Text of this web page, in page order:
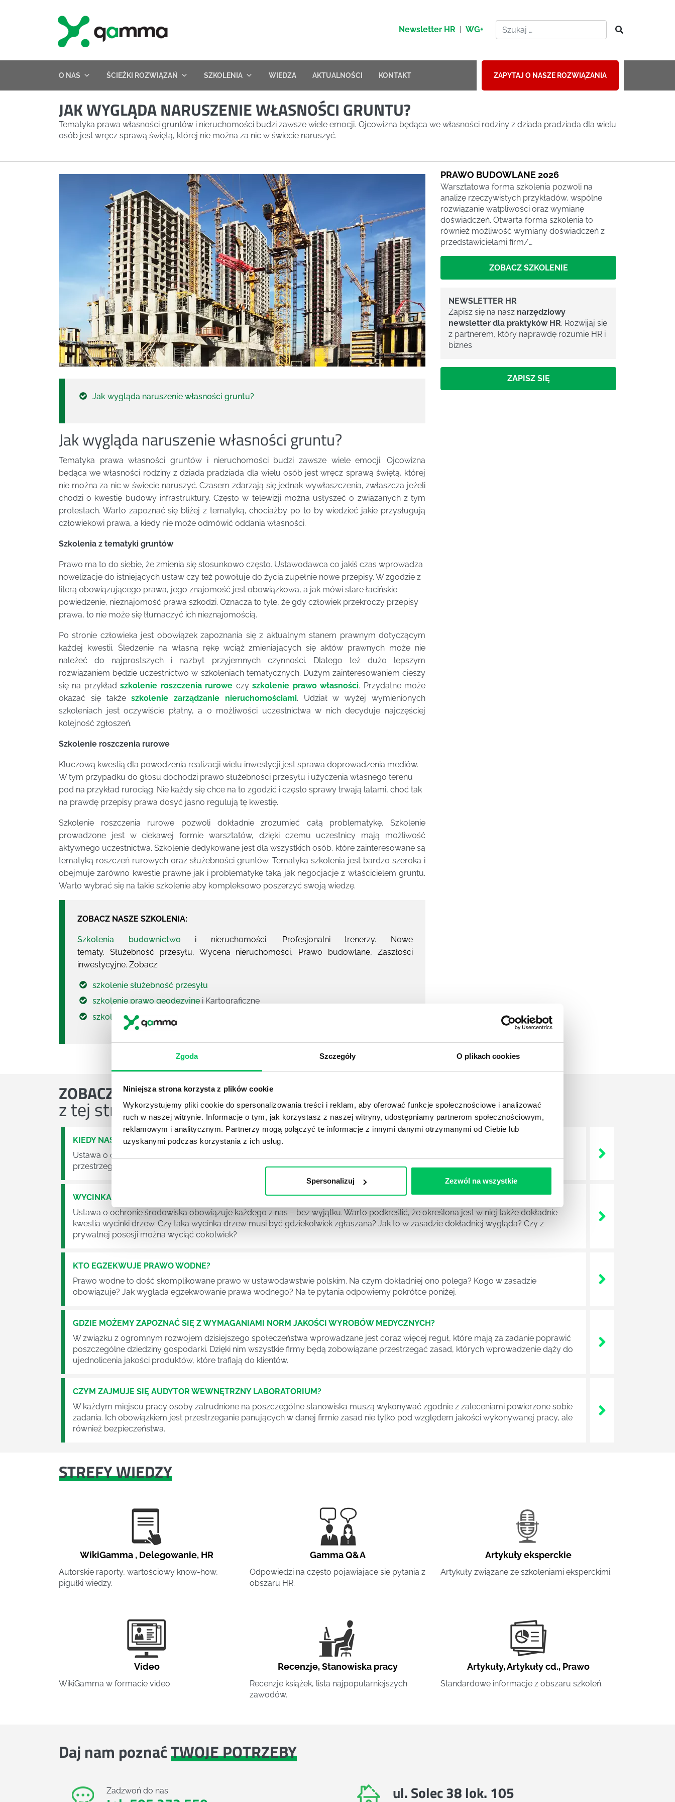
Zgoda Szczegóły O plikach cookies
Niniejsza strona korzysta z plików cookie
Wykorzystujemy pliki cookie do spersonalizowania treści i reklam, aby oferować funkcje społecznościowe i analizować
ruch w naszej witrynie. Informacje o tym, jak korzystasz z naszej witryny, udostępniamy partnerom społecznościowym,
reklamowym i analitycznym. Partnerzy mogą połączyć te informacje z innymi danymi otrzymanymi od Ciebie lub
uzyskanymi podczas korzystania z ich usług.
Spersonalizuj Zezwól na wszystkie
Newsletter HR | WG+
O NAS ŚCIEŻKI ROZWIĄZAŃ SZKOLENIA WIEDZA AKTUALNOŚCI KONTAKT ZAPYTAJ O NASZE ROZWIĄZANIA
JAK WYGLĄDA NARUSZENIE WŁASNOŚCI GRUNTU?
Tematyka prawa własności gruntów i nieruchomości budzi zawsze wiele emocji. Ojcowizna będąca we własności rodziny z dziada pradziada dla wielu
osób jest wręcz sprawą świętą, której nie można za nic w świecie naruszyć.
Jak wygląda naruszenie własności gruntu?
Jak wygląda naruszenie własności gruntu?
Tematyka prawa własności gruntów i nieruchomości budzi zawsze wiele emocji. Ojcowizna
będąca we własności rodziny z dziada pradziada dla wielu osób jest wręcz sprawą świętą, której
nie można za nic w świecie naruszyć. Czasem zdarzają się jednak wywłaszczenia, zwłaszcza jeżeli
chodzi o kwestię budowy infrastruktury. Często w telewizji można usłyszeć o związanych z tym
protestach. Warto zapoznać się bliżej z tematyką, chociażby po to by wiedzieć jakie przysługują
człowiekowi prawa, a kiedy nie może odmówić oddania własności.
Szkolenia z tematyki gruntów
Prawo ma to do siebie, że zmienia się stosunkowo często. Ustawodawca co jakiś czas wprowadza
nowelizacje do istniejących ustaw czy też powołuje do życia zupełnie nowe przepisy. W zgodzie z
literą obowiązującego prawa, jego znajomość jest obowiązkowa, a jak mówi stare łacińskie
powiedzenie, nieznajomość prawa szkodzi. Oznacza to tyle, że gdy człowiek przekroczy przepisy
prawa, to nie może się tłumaczyć ich nieznajomością.
Po stronie człowieka jest obowiązek zapoznania się z aktualnym stanem prawnym dotyczącym
każdej kwestii. Śledzenie na własną rękę wciąż zmieniających się aktów prawnych może nie
należeć do najprostszych i nazbyt przyjemnych czynności. Dlatego też dużo lepszym
rozwiązaniem będzie uczestnictwo w szkoleniach tematycznych. Dużym zainteresowaniem cieszy
się na przykładszkolenie roszczenia rurowe czyszkolenie prawo własności. Przydatne może
okazać się takżeszkolenie zarządzanie nieruchomościami. Udział w wyżej wymienionych
szkoleniach jest oczywiście płatny, a o możliwości uczestnictwa w nich decyduje najczęściej
kolejność zgłoszeń.
Szkolenie roszczenia rurowe
Kluczową kwestią dla powodzenia realizacji wielu inwestycji jest sprawa doprowadzenia mediów.
W tym przypadku do głosu dochodzi prawo służebności przesyłu i użyczenia własnego terenu
pod na przykład rurociąg. Nie każdy się chce na to zgodzić i często sprawy trwają latami, choć tak
na prawdę przepisy prawa dosyć jasno regulują tę kwestię.
Szkolenie roszczenia rurowe pozwoli dokładnie zrozumieć całą problematykę. Szkolenie
prowadzone jest w ciekawej formie warsztatów, dzięki czemu uczestnicy mają możliwość
aktywnego uczestnictwa. Szkolenie dedykowane jest dla wszystkich osób, które zainteresowane są
tematyką roszczeń rurowych oraz służebności gruntów. Tematyka szkolenia jest bardzo szeroka i
obejmuje zarówno kwestie prawne jak i problematykę taką jak negocjacje z właścicielem gruntu.
Warto wybrać się na takie szkolenie aby kompleksowo poszerzyć swoją wiedzę.
ZOBACZ NASZE SZKOLENIA:
Szkolenia budownictwo i nieruchomości. Profesjonalni trenerzy. Nowe
tematy. Służebność przesyłu, Wycena nieruchomości, Prawo budowlane, Zaszłości
inwestycyjne. Zobacz:
szkolenie służebność przesyłu
szkolenie prawo geodezyjne i Kartograficzne
szkolenie użytkowanie wieczyste
PRAWO BUDOWLANE 2026
Warsztatowa forma szkolenia pozwoli na
analizę rzeczywistych przykładów, wspólne
rozwiązanie wątpliwości oraz wymianę
doświadczeń. Otwarta forma szkolenia to
również możliwość wymiany doświadczeń z
przedstawicielami firm/…
ZOBACZ SZKOLENIE
NEWSLETTER HR
Zapisz się na nasz narzędziowy
newsletter dla praktyków HR. Rozwijaj się
z partnerem, który naprawdę rozumie HR i
biznes
ZAPISZ SIĘ
ZOBACZ OSTATNIE ARTYKUŁY
z tej strefy wiedzy
KIEDY NASTĄPI ZMIANA USTAWY O ODPADACH?
Ustawa o odpadach jest dość istotną ustawą dla każdej firmy. Kiedy dokładnie nowe przepisy wejdą w życie? Od kiedy ich
przestrzeganie będzie już normalnie egzekwowane? Z czym trzeba się tutaj na pewno liczyć?
WYCINKA DRZEW A USTAWA O OCHRONIE ŚRODOWISKA - CO WARTO WIEDZIEĆ?
Ustawa o ochronie środowiska obowiązuje każdego z nas – bez wyjątku. Warto podkreślić, że określona jest w niej także dokładnie
kwestia wycinki drzew. Czy taka wycinka drzew musi być gdziekolwiek zgłaszana? Jak to w zasadzie dokładniej wygląda? Czy z
prywatnej posesji można wyciąć cokolwiek?
KTO EGZEKWUJE PRAWO WODNE?
Prawo wodne to dość skomplikowane prawo w ustawodawstwie polskim. Na czym dokładniej ono polega? Kogo w zasadzie
obowiązuje? Jak wygląda egzekwowanie prawa wodnego? Na te pytania odpowiemy pokrótce poniżej.
GDZIE MOŻEMY ZAPOZNAĆ SIĘ Z WYMAGANIAMI NORM JAKOŚCI WYROBÓW MEDYCZNYCH?
W związku z ogromnym rozwojem dzisiejszego społeczeństwa wprowadzane jest coraz więcej reguł, które mają za zadanie poprawić
poszczególne dziedziny gospodarki. Dzięki nim wszystkie firmy będą zobowiązane przestrzegać zasad, których wprowadzenie dąży do
ujednolicenia jakości produktów, które trafiają do klientów.
CZYM ZAJMUJE SIĘ AUDYTOR WEWNĘTRZNY LABORATORIUM?
W każdym miejscu pracy osoby zatrudnione na poszczególne stanowiska muszą wykonywać zgodnie z zaleceniami powierzone sobie
zadania. Ich obowiązkiem jest przestrzeganie panujących w danej firmie zasad nie tylko pod względem jakości wykonywanej pracy, ale
również bezpieczeństwa.
STREFY WIEDZY
WikiGamma , Delegowanie, HR
Autorskie raporty, wartościowy know-how,
pigułki wiedzy.
Gamma Q&A
Odpowiedzi na często pojawiające się pytania z
obszaru HR.
Artykuły eksperckie
Artykuły związane ze szkoleniami eksperckimi.
Video
WikiGamma w formacie video.
Recenzje,Stanowiska pracy
Recenzje książek, lista najpopularniejszych
zawodów.
Artykuły,Artykuły cd., Prawo
Standardowe informacje z obszaru szkoleń.
Daj nam poznaćTWOJE POTRZEBY
Zadzwoń do nas: ul. Solec 38 lok. 105